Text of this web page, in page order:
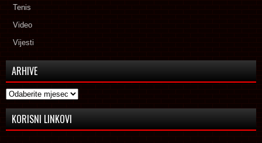
Tenis
Video
Vijesti
ARHIVE
Arhive
KORISNI LINKOVI